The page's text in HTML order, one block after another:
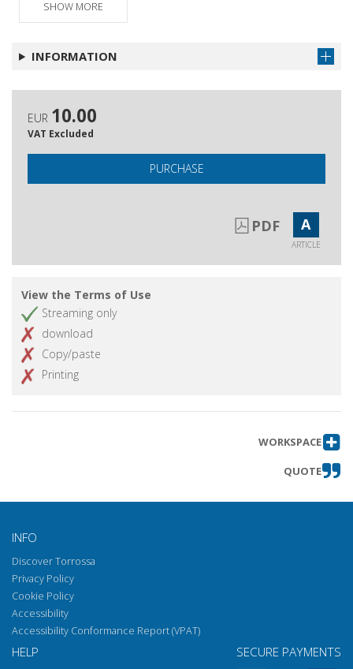
Legislazione particolare
Giurisprudenza civile Get article
SHOW MORE
INFORMATION
EUR 10.00
VAT Excluded
PURCHASE
PDF A
ARTICLE
View the Terms of Use
Streaming only
download
Copy/paste
Printing
WORKSPACE
QUOTE
INFO
Discover Torrossa
Privacy Policy
Cookie Policy
Accessibility
Accessibility Conformance Report (VPAT)
HELP SECURE PAYMENTS